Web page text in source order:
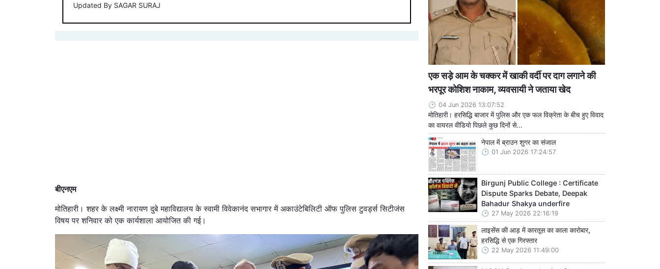
Updated By SAGAR SURAJ
बीएनएम
मोतिहारी। शहर के लक्ष्मी नारायण दुबे महाविद्यालय के स्वामी विवेकानंद सभागार में अकाउंटेबिलिटी ऑफ पुलिस टुवर्ड्स सिटीजंस
विषय पर शनिवार को एक कार्यशाला आयोजित की गई।
एक सड़े आम के चक्कर में खाकी वर्दी पर दाग लगाने की
भरपूर कोशिश नाकाम, व्यवसायी ने जताया खेद
04 Jun 2026 13:07:52
मोतिहारी। हरसिद्धि बाजार में पुलिस और एक फल विक्रेता के बीच हुए विवाद
का वायरल वीडियो पिछले कुछ दिनों से...
नेपाल में ब्राउन शुगर का संजाल
01 Jun 2026 17:24:57
Birgunj Public College : Certificate
Dispute Sparks Debate, Deepak
Bahadur Shakya underfire
27 May 2026 22:16:19
लाइसेंस की आड़ में कारतूस का काला कारोबार,
हरसिद्धि से एक गिरफ्तार
22 May 2026 11:49:00